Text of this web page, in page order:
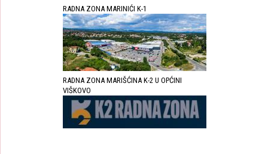
RADNA ZONA MARINIĆI K-1
RADNA ZONA MARIŠĆINA K-2 U OPĆINI
VIŠKOVO